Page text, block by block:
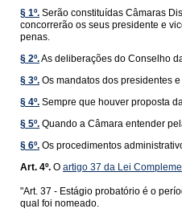
§ 1º. Serão constituídas Câmaras
concorrerão os seus presidente e
penas.
§ 2º.As deliberações do Conselho
§ 3º. Os mandatos dos presidentes
§ 4º. Sempre que houver proposta
§ 5º. Quando a Câmara entender
§ 6º. Os procedimentos
Art. 4º. O artigo 37 da Lei
"Art. 37 - Estágio probatório é o
qual foi nomeado.